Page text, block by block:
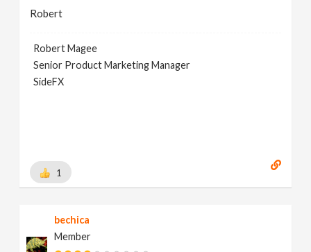
Robert
Robert Magee
Senior Product Marketing Manager
SideFX
1
bechica
Member